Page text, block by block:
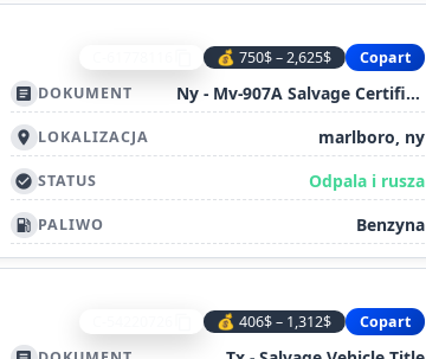
💰 750$ – 2,625$ Copart
article DOKUMENT Ny - Mv-907A Salvage Certificate
location_on LOKALIZACJA marlboro, ny
check_circle STATUS Odpala i rusza
local_gas_station PALIWO Benzyna
💰 406$ – 1,312$ Copart